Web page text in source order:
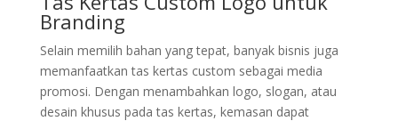
Branding
Selain memilih bahan yang tepat, banyak bisnis juga
memanfaatkan tas kertas custom sebagai media
promosi. Dengan menambahkan logo, slogan, atau
desain khusus pada tas kertas, kemasan dapat